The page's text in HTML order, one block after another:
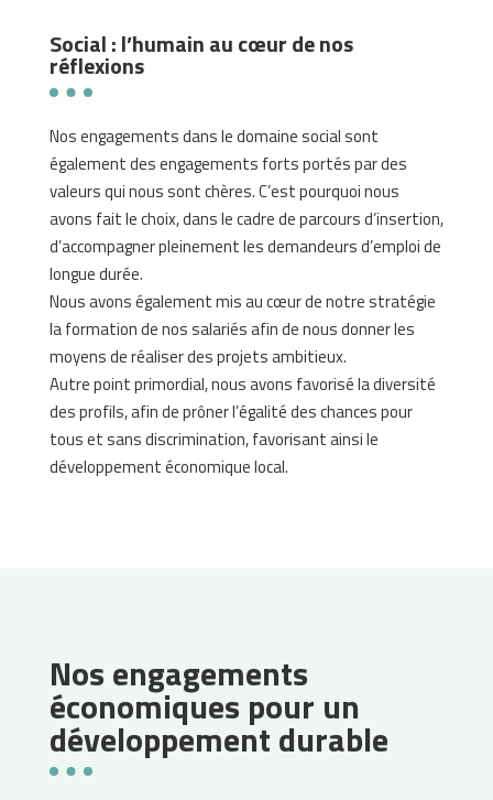
Social : l’humain au cœur de nos
réflexions
Nos engagements dans le domaine social sont
également des engagements forts portés par des
valeurs qui nous sont chères. C’est pourquoi nous
avons fait le choix, dans le cadre de parcours d’insertion,
d’accompagner pleinement les demandeurs d’emploi de
longue durée.
Nous avons également mis au cœur de notre stratégie
la formation de nos salariés afin de nous donner les
moyens de réaliser des projets ambitieux.
Autre point primordial, nous avons favorisé la diversité
des profils, afin de prôner l’égalité des chances pour
tous et sans discrimination, favorisant ainsi le
développement économique local.
Nos engagements
économiques pour un
développement durable